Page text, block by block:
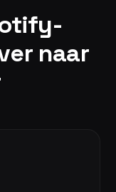
naar